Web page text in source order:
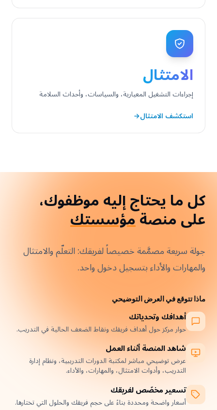
الامتثال
إجراءات التشغيل المعيارية، والسياسات، وأحداث السلامة
استكشف الامتثال←
كل ما يحتاج إليه موظفوك،
على منصةمؤسستك
جولة سريعة مصمَّمة خصيصاً لفريقك: التعلّم والامتثال
والمهارات والأداء بتسجيل دخول واحد.
ماذا تتوقع في العرض التوضيحي
أهدافك وتحدياتك
حوار مركز حول أهداف فريقك ونقاط الضعف الحالية في التدريب.
شاهد المنصة أثناء العمل
عرض توضيحي مباشر لمكتبة الدورات التدريبية، ونظام إدارة
التدريب، وأدوات الامتثال، والمهارات، والأداء.
تسعير مخصّص لفريقك
أسعار واضحة ومحددة بناءً على حجم فريقك والحلول التي تختارها.